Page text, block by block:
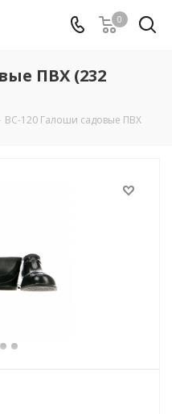
0
ПВХ (232
ВС-120 Галоши садовые ПВХ